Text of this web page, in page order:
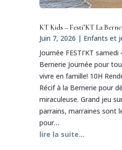
KT Kids – Festi’KT La
Juin 7, 2026 | Enfants et
Journée FESTI’KT
Bernerie Journée pour
vivre en famille! 10H
Récif à la Bernerie pour
miraculeuse. Grand jeu
parrains, marraines sont
pour…
lire la suite…